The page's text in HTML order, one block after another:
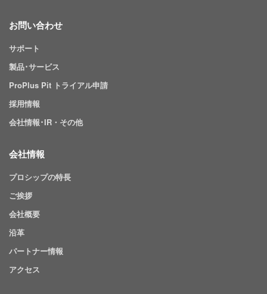
お問い合わせ
サポート
製品･サービス
ProPlus Pit トライアル申請
採用情報
会社情報･IR・その他
会社情報
プロシップの特長
ご挨拶
会社概要
沿革
パートナー情報
アクセス